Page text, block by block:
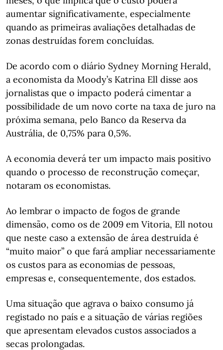
aumentar significativamente, especialmente
quando as primeiras avaliações detalhadas de
zonas destruídas forem concluídas.
De acordo com o diário Sydney Morning Herald,
a economista da Moody’s Katrina Ell disse aos
jornalistas que o impacto poderá cimentar a
possibilidade de um novo corte na taxa de juro na
próxima semana, pelo Banco da Reserva da
Austrália, de 0,75% para 0,5%.
A economia deverá ter um impacto mais positivo
quando o processo de reconstrução começar,
notaram os economistas.
Ao lembrar o impacto de fogos de grande
dimensão, como os de 2009 em Vitoria, Ell notou
que neste caso a extensão de área destruída é
“muito maior” o que fará ampliar necessariamente
os custos para as economias de pessoas,
empresas e, consequentemente, dos estados.
Uma situação que agrava o baixo consumo já
registado no país e a situação de várias regiões
que apresentam elevados custos associados a
secas prolongadas.